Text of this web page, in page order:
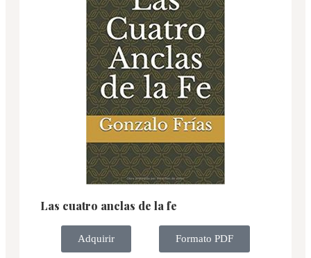
Las cuatro anclas de la fe
Adquirir Formato PDF